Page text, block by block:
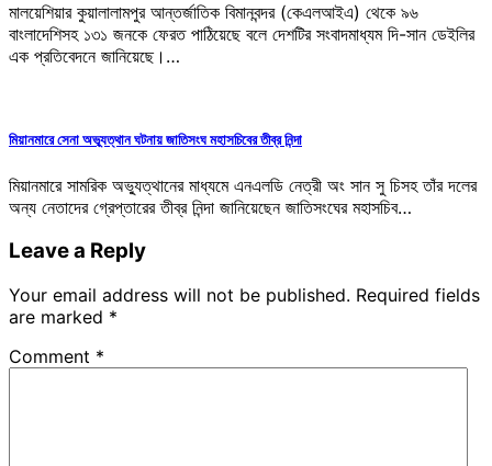
মালয়েশিয়ার কুয়ালালামপুর আন্তর্জাতিক বিমানবন্দর (কেএলআইএ) থেকে ৯৬
বাংলাদেশিসহ ১৩১ জনকে ফেরত পাঠিয়েছে বলে দেশটির সংবাদমাধ্যম দি-সান ডেইলির
এক প্রতিবেদনে জানিয়েছে।…
মিয়ানমারে সেনা অভ্যূত্থান ঘটনায় জাতিসংঘ মহাসচিবের তীব্র নিন্দা
মিয়ানমারে সামরিক অভ্যুত্থানের মাধ্যমে এনএলডি নেত্রী অং সান সু চিসহ তাঁর দলের
অন্য নেতাদের গ্রেপ্তারের তীব্র নিন্দা জানিয়েছেন জাতিসংঘের মহাসচিব…
Leave a Reply
Your email address will not be published. Required fields
are marked *
Comment *